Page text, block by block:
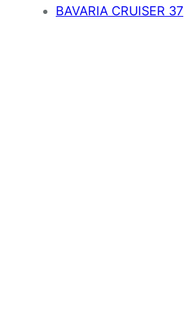
BAVARIA CRUISER 37